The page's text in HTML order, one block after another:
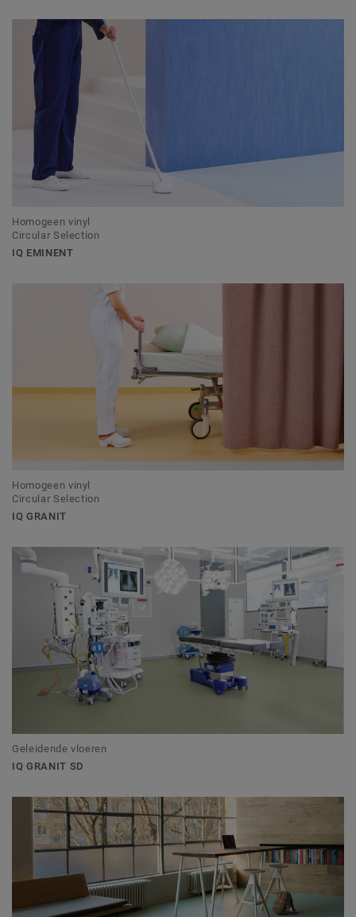
Homogeen vinyl
Circular Selection
IQ EMINENT
Homogeen vinyl
Circular Selection
IQ GRANIT
Geleidende vloeren
IQ GRANIT SD